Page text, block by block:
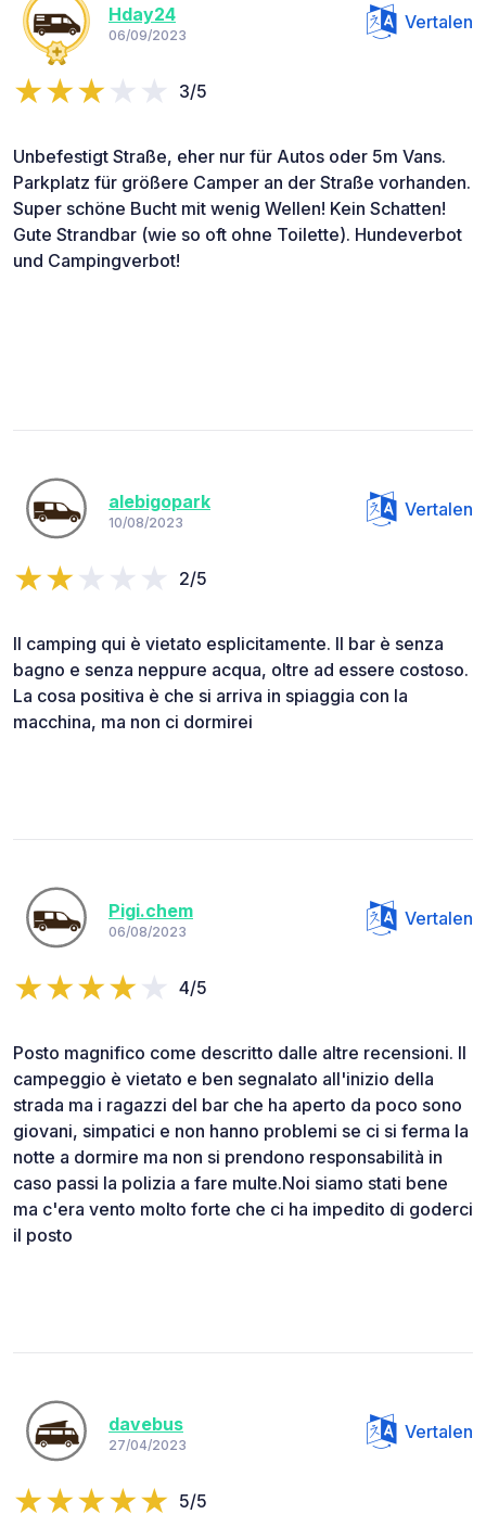
Hday24
06/09/2023
Vertalen
3/5
Unbefestigt Straße, eher nur für Autos oder 5m Vans.
Parkplatz für größere Camper an der Straße vorhanden.
Super schöne Bucht mit wenig Wellen! Kein Schatten!
Gute Strandbar (wie so oft ohne Toilette). Hundeverbot
und Campingverbot!
alebigopark
10/08/2023
Vertalen
2/5
Il camping qui è vietato esplicitamente. Il bar è senza
bagno e senza neppure acqua, oltre ad essere costoso.
La cosa positiva è che si arriva in spiaggia con la
macchina, ma non ci dormirei
Pigi.chem
06/08/2023
Vertalen
4/5
Posto magnifico come descritto dalle altre recensioni. Il
campeggio è vietato e ben segnalato all'inizio della
strada ma i ragazzi del bar che ha aperto da poco sono
giovani, simpatici e non hanno problemi se ci si ferma la
notte a dormire ma non si prendono responsabilità in
caso passi la polizia a fare multe.Noi siamo stati bene
ma c'era vento molto forte che ci ha impedito di goderci
il posto
davebus
27/04/2023
Vertalen
5/5